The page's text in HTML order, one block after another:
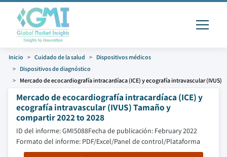
Inicio Cuidado de la salud
Dispositivos médicos
Dispositivos de diagnóstico
Mercado de ecocardiografía intracardíaca (ICE) y ecografía intravascular (IVUS)
Mercado de ecocardiografía intracardíaca (ICE) y
ecografía intravascular (IVUS) Tamaño y
compartir 2022 to 2028
ID del informe: GMI5088Fecha de publicación: February 2022
Formato del informe: PDF/Excel/Panel de control/Plataforma